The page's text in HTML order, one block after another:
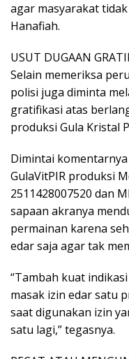
agar masyarakat
Hanafiah.
USUT DUGAAN
Selain memeriksa
polisi juga diminta
gratifikasi atas
produksi Gula Kristal
Dimintai
GulaVitPIR produksi
2511428007520 dan
sapaan akranya
permainan karena
edar saja agar tak
“Tambah kuat
masak izin edar satu
saat digunakan izin
satu lagi,” tegasnya.